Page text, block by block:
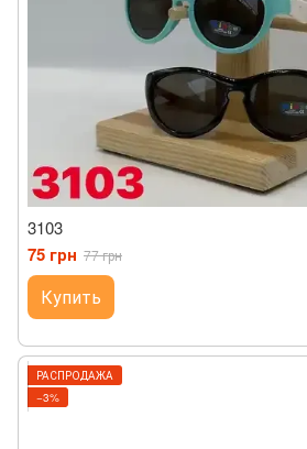
3103
75 грн 77 грн
Купить
РАСПРОДАЖА
−3%